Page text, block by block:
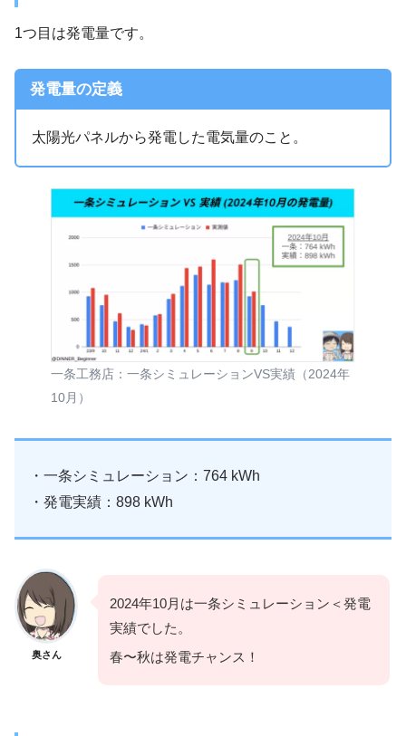
1つ目は発電量です。
発電量の定義
太陽光パネルから発電した電気量のこと。
一条工務店：一条シミュレーションVS実績（2024年
10月）
・一条シミュレーション：764 kWh
・発電実績：898 kWh
奥さん
2024年10月は一条シミュレーション＜発電
実績でした。
春〜秋は発電チャンス！